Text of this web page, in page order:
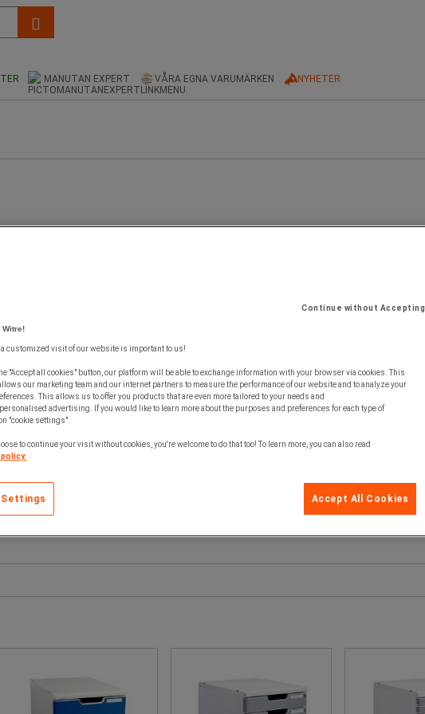
MANUTAN EXPERT VÅRA EGNA VARUMÄRKEN NYHETER
Continue without Accepting
Witre!
customized visit of our website is important to us!
"Accept all cookies" button, our platform will be able to exchange information with your browser via cookies. This
our marketing team and our internet partners to measure the performance of our website and to analyze your
This allows us to offer you products that are even more tailored to your needs and
advertising. If you would like to learn more about the purposes and preferences for each type of
"cookie settings".
to continue your visit without cookies, you're welcome to do that too! To learn more, you can also read
Accept All Cookies